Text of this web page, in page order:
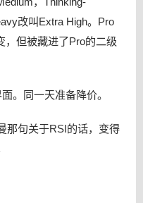
改叫Extra High。Pro
，但被藏进了Pro的二级
。同一天准备降价。
那句关于RSI的话，变得